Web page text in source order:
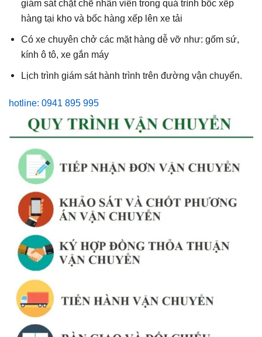
giám sát chặt chẽ nhân viên trong quá trình bốc xếp
hàng tại kho và bốc hàng xếp lên xe tải
Có xe chuyên chở các mặt hàng dễ vỡ như: gốm sứ,
kính ô tô, xe gắn máy
Lịch trình giám sát hành trình trên đường vận chuyển.
hotline: 0941 895 995